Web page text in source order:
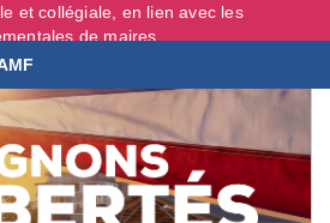
et collégiale, en lien avec les
de maires. ...